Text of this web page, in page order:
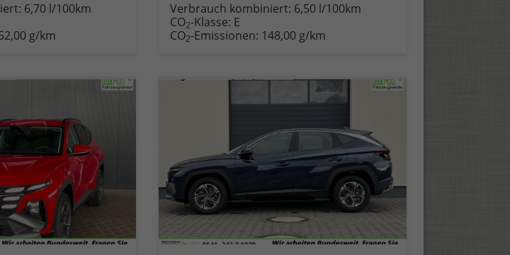
6,70 l/100km
g/km
Verbrauch kombiniert: 6,50 l/100km
CO2-Klasse: E
CO2-Emissionen: 148,00 g/km